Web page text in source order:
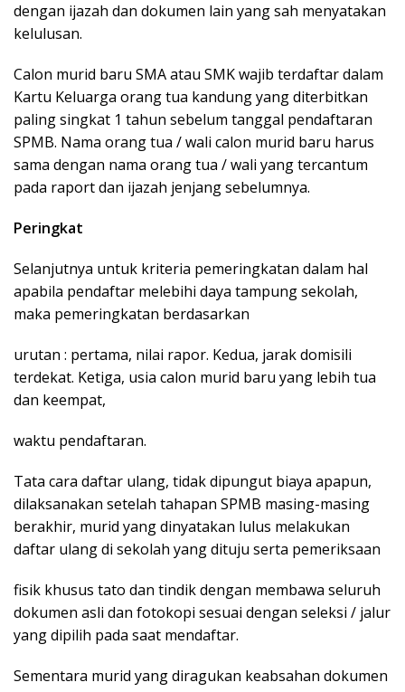
dengan ijazah dan dokumen lain yang sah menyatakan
kelulusan.
Calon murid baru SMA atau SMK wajib terdaftar dalam
Kartu Keluarga orang tua kandung yang diterbitkan
paling singkat 1 tahun sebelum tanggal pendaftaran
SPMB. Nama orang tua / wali calon murid baru harus
sama dengan nama orang tua / wali yang tercantum
pada raport dan ijazah jenjang sebelumnya.
Peringkat
Selanjutnya untuk kriteria pemeringkatan dalam hal
apabila pendaftar melebihi daya tampung sekolah,
maka pemeringkatan berdasarkan
urutan : pertama, nilai rapor. Kedua, jarak domisili
terdekat. Ketiga, usia calon murid baru yang lebih tua
dan keempat,
waktu pendaftaran.
Tata cara daftar ulang, tidak dipungut biaya apapun,
dilaksanakan setelah tahapan SPMB masing-masing
berakhir, murid yang dinyatakan lulus melakukan
daftar ulang di sekolah yang dituju serta pemeriksaan
fisik khusus tato dan tindik dengan membawa seluruh
dokumen asli dan fotokopi sesuai dengan seleksi / jalur
yang dipilih pada saat mendaftar.
Sementara murid yang diragukan keabsahan dokumen